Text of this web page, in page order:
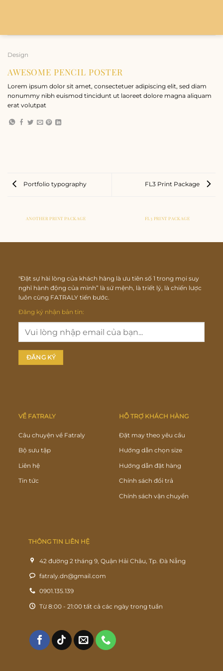
Design
AWESOME PENCIL POSTER
Lorem ipsum dolor sit amet, consectetuer adipiscing elit, sed diam
nonummy nibh euismod tincidunt ut laoreet dolore magna aliquam
erat volutpat
Portfolio typography FL3 Print Package
ANOTHER PRINT PACKAGE FL3 PRINT PACKAGE
"Đặt sự hài lòng của khách hàng là ưu tiên số 1 trong mọi suy
nghĩ hành động của mình” là sứ mệnh, là triết lý, là chiến lược
luôn cùng FATRALY tiến bước.
Đăng ký nhận bản tin:
VỀ FATRALY
Câu chuyện về Fatraly
Bộ sưu tập
Liên hệ
Tin tức
HỖ TRỢ KHÁCH HÀNG
Đặt may theo yêu cầu
Hướng dẫn chọn size
Hướng dẫn đặt hàng
Chính sách đổi trả
Chính sách vận chuyển
THÔNG TIN LIÊN HỆ
42 đường 2 tháng 9, Quận Hải Châu, Tp. Đà Nẵng
fatraly.dn@gmail.com
0901.135.139
Từ 8:00 - 21:00 tất cả các ngày trong tuần